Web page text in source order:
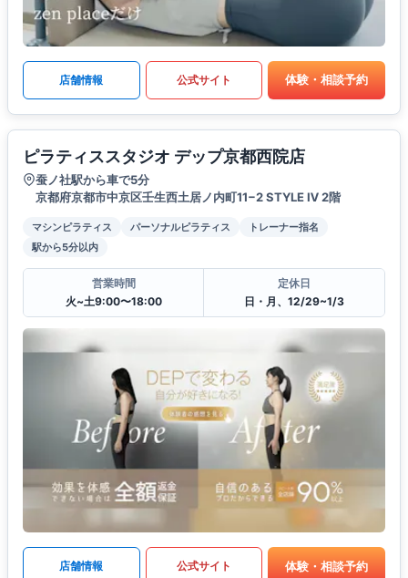
店舗情報 公式サイト 体験・相談予約
ピラティススタジオ デップ京都西院店
蚕ノ社駅から車で5分
京都府京都市中京区壬生西土居ノ内町11−2 STYLE Ⅳ 2階
マシンピラティス パーソナルピラティス
トレーナー指名
駅から5分以内
営業時間
火~土9:00〜18:00
定休日
日・月、12/29~1/3
店舗情報 公式サイト 体験・相談予約